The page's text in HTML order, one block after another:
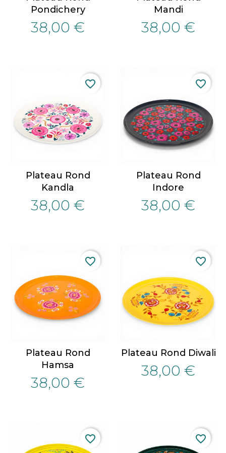
Pondichery
38,00 €
Mandi
38,00 €
Plateau Rond
Kandla
38,00 €
favorite_border
Plateau Rond
Indore
38,00 €
favorite_border
Plateau Rond
Hamsa
38,00 €
favorite_border
Plateau Rond Diwali
38,00 €
favorite_border
favorite_border favorite_border